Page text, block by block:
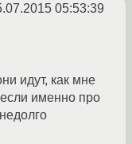
05:53:39
идут, как мне
именно про